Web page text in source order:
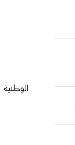
الوطنية